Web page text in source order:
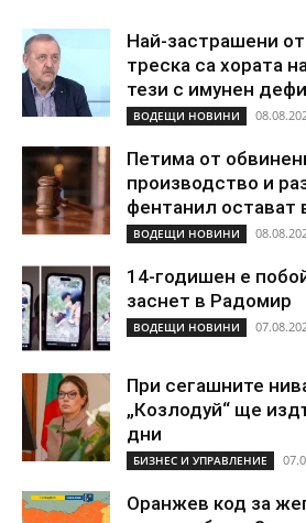
Най-застрашени
треска са хората
тези с имунен
ВОДЕЩИ НОВИНИ
Петима от
производство и
фентанил остават
ВОДЕЩИ НОВИНИ
14-годишен е
заснет в Радомир
ВОДЕЩИ НОВИНИ
При сегашните
„Козлодуй“ ще
дни
БИЗНЕС И УПРАВЛЕНИЕ
Оранжев код за